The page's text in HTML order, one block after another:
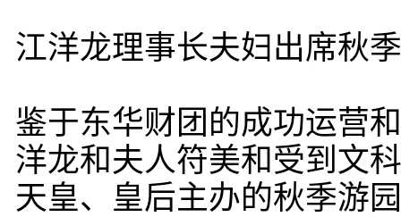
江洋龙理事长夫妇出席秋
鉴于东华财团的成功运营
洋龙和夫人符美和受到文
天皇、皇后主办的秋季游